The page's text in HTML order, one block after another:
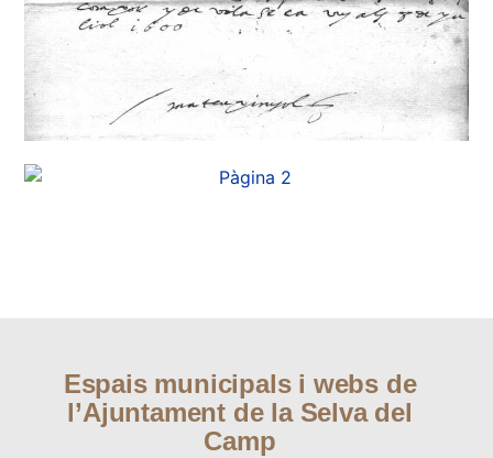
Espais municipals i webs de
l’Ajuntament de la Selva del
Camp